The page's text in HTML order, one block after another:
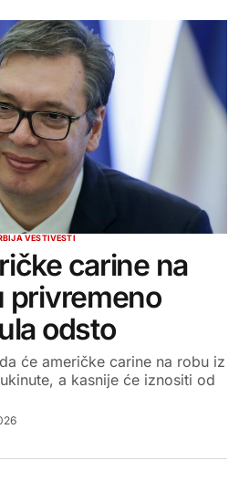
VESTIVESTI
carine na
privremeno
odsto
će američke carine na robu iz
a kasnije će iznositi od